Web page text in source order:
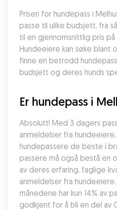
Prisen for hundepass i
passe til ulike budsjett, fra
til en gjennomsnittlig pris på
Hundeeiere kan søke blant
finne en betrodd
budsjett og deres hunds
Er hundepass i
Absolutt! Med 3 dagers
anmeldelser fra
hundepassere de beste i
passere må også bestå en
av deres erfaring, faglige
anmeldelser fra
månedene har kun 14% av
godkjent for å bli en del av